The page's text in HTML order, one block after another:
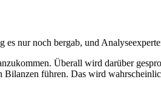
nur noch bergab, und
Überall wird darüber
führen. Das wird